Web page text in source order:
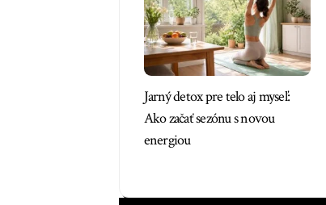
Jarný detox pre telo aj myseľ:
Ako začať sezónu s novou
energiou